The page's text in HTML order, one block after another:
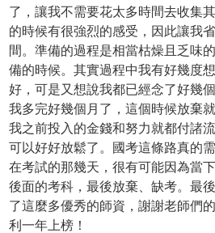
了，讓我不需要花太多時間去收集
的時候有很強烈的感受，因此讓我
間。準備的過程是相當枯燥且乏味
備的時候。其實過程中我有好幾度
好，可是又想說我都已經念了好幾
我多完好幾個月了，這個時候放棄
我之前投入的金錢和努力就都付諸
可以好好放鬆了。國考這條路真的
在考試的那幾天，很有可能因為當
後面的考科，最後放棄、缺考。最
了這麼多優秀的師資，謝謝老師們
利一年上榜！